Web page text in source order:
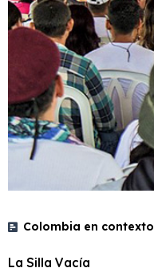
Colombia en contexto
La Silla Vacía